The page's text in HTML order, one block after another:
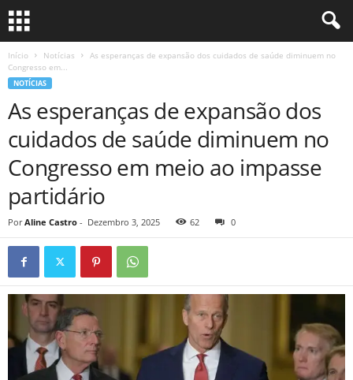
Início Notícias
As esperanças de expansão dos cuidados de saúde diminuem no
Congresso em...
NOTÍCIAS
As esperanças de expansão dos
cuidados de saúde diminuem no
Congresso em meio ao impasse
partidário
Por Aline Castro - Dezembro 3, 2025 62 0